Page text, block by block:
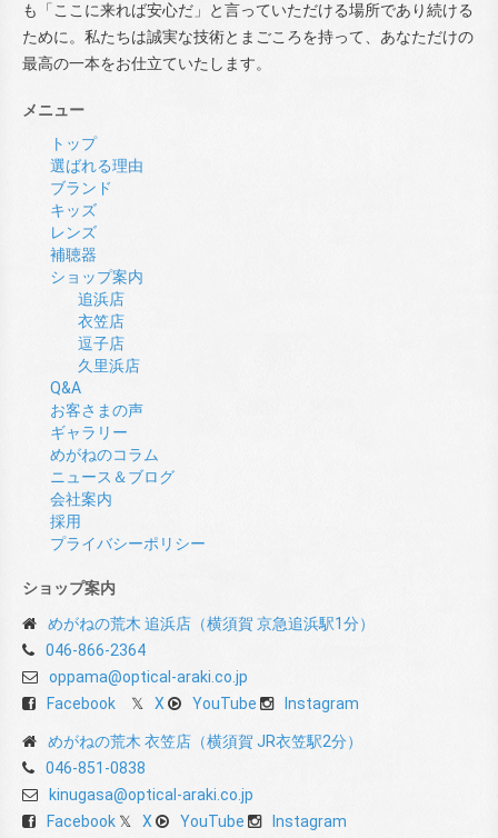
も「ここに来れば安心だ」と言っていただける場所であり続ける
ために。私たちは誠実な技術とまごころを持って、あなただけの
最高の一本をお仕立ていたします。
メニュー
トップ
選ばれる理由
ブランド
キッズ
レンズ
補聴器
ショップ案内
追浜店
衣笠店
逗子店
久里浜店
Q&A
お客さまの声
ギャラリー
めがねのコラム
ニュース＆ブログ
会社案内
採用
プライバシーポリシー
ショップ案内
めがねの荒木 追浜店（横須賀 京急追浜駅1分）
046-866-2364
oppama@optical-araki.co.jp
Facebook
X YouTube Instagram
めがねの荒木 衣笠店（横須賀 JR衣笠駅2分）
046-851-0838
kinugasa@optical-araki.co.jp
Facebook
X YouTube Instagram